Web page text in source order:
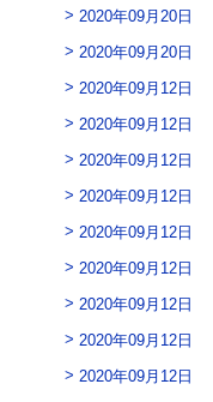
2020年09月20日
2020年09月20日
2020年09月12日
2020年09月12日
2020年09月12日
2020年09月12日
2020年09月12日
2020年09月12日
2020年09月12日
2020年09月12日
2020年09月12日